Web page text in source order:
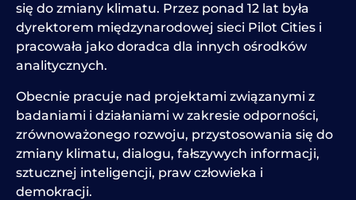
się do zmiany klimatu. Przez ponad 12 lat była
dyrektorem międzynarodowej sieci Pilot Cities i
pracowała jako doradca dla innych ośrodków
analitycznych.
Obecnie pracuje nad projektami związanymi z
badaniami i działaniami w zakresie odporności,
zrównoważonego rozwoju, przystosowania się do
zmiany klimatu, dialogu, fałszywych informacji,
sztucznej inteligencji, praw człowieka i
demokracji.